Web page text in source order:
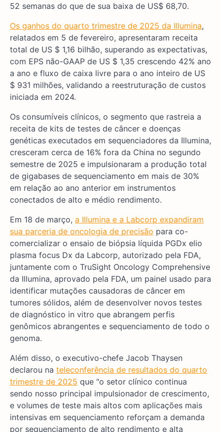
52 semanas do que de sua baixa de US$ 68,70.
Os ganhos do quarto trimestre de 2025 da Illumina,
relatados em 5 de fevereiro, apresentaram receita
total de US $ 1,16 bilhão, superando as expectativas,
com EPS não-GAAP de US $ 1,35 crescendo 42% ano
a ano e fluxo de caixa livre para o ano inteiro de US
$ 931 milhões, validando a reestruturação de custos
iniciada em 2024.
Os consumíveis clínicos, o segmento que rastreia a
receita de kits de testes de câncer e doenças
genéticas executados em sequenciadores da Illumina,
cresceram cerca de 16% fora da China no segundo
semestre de 2025 e impulsionaram a produção total
de gigabases de sequenciamento em mais de 30%
em relação ao ano anterior em instrumentos
conectados de alto e médio rendimento.
Em 18 de março, a Illumina e a Labcorp expandiram
sua parceria de oncologia de precisão para co-
comercializar o ensaio de biópsia líquida PGDx elio
plasma focus Dx da Labcorp, autorizado pela FDA,
juntamente com o TruSight Oncology Comprehensive
da Illumina, aprovado pela FDA, um painel usado para
identificar mutações causadoras de câncer em
tumores sólidos, além de desenvolver novos testes
de diagnóstico in vitro que abrangem perfis
genômicos abrangentes e sequenciamento de todo o
genoma.
Além disso, o executivo-chefe Jacob Thaysen
declarou na teleconferência de resultados do quarto
trimestre de 2025 que "o setor clínico continua
sendo nosso principal impulsionador de crescimento,
e volumes de teste mais altos com aplicações mais
intensivas em sequenciamento reforçam a demanda
por sequenciamento de alto rendimento e alta